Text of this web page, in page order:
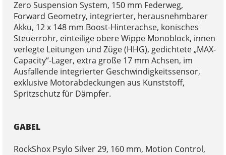
Zero Suspension System, 150 mm Federweg,
Forward Geometry, integrierter, herausnehmbarer
Akku, 12 x 148 mm Boost-Hinterachse, konisches
Steuerrohr, einteilige obere Wippe Monoblock, innen
verlegte Leitungen und Züge (HHG), gedichtete „MAX-
Capacity“-Lager, extra große 17 mm Achsen, im
Ausfallende integrierter Geschwindigkeitssensor,
exklusive Motorabdeckungen aus Kunststoff,
Spritzschutz für Dämpfer.
GABEL
RockShox Psylo Silver 29, 160 mm, Motion Control,